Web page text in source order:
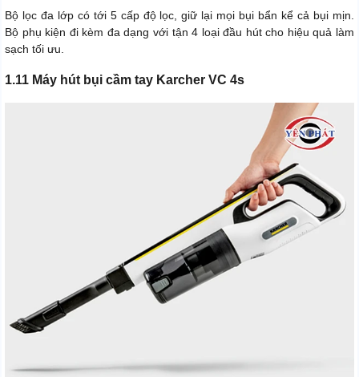
Bộ lọc đa lớp có tới 5 cấp độ lọc, giữ lại mọi bụi bẩn kể cả bụi mịn.
Bộ phụ kiện đi kèm đa dạng với tận 4 loại đầu hút cho hiệu quả làm
sạch tối ưu.
1.11 Máy hút bụi cầm tay Karcher VC 4s